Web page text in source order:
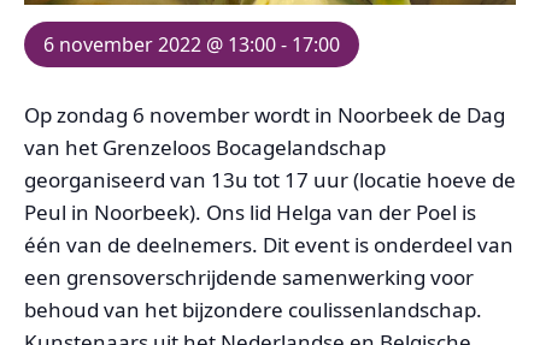
6 november 2022 @ 13:00- 17:00
Op zondag 6 november wordt in Noorbeek de Dag
van het Grenzeloos Bocagelandschap
georganiseerd van 13u tot 17 uur (locatie hoeve de
Peul in Noorbeek). Ons lid Helga van der Poel is
één van de deelnemers. Dit event is onderdeel van
een grensoverschrijdende samenwerking voor
behoud van het bijzondere coulissenlandschap.